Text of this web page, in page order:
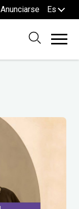
Anunciarse Es